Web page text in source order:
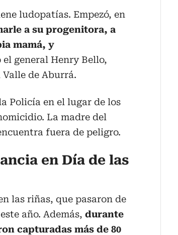
ludopatías. Empezó, en
a su progenitora, a
mamá, y
general Henry Bello,
de Aburrá.
Policía en el lugar de los
La madre del
fuera de peligro.
en Día de las
las riñas, que pasaron de
año. Además, durante
capturadas más de 80